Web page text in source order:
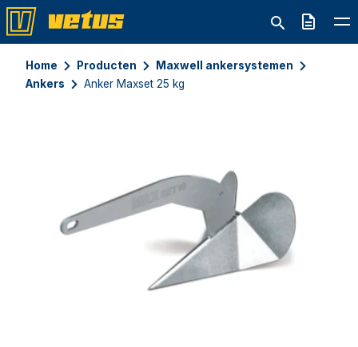
Offerte
Home Producten
Maxwell ankersystemen
Ankers
Anker Maxset 25 kg